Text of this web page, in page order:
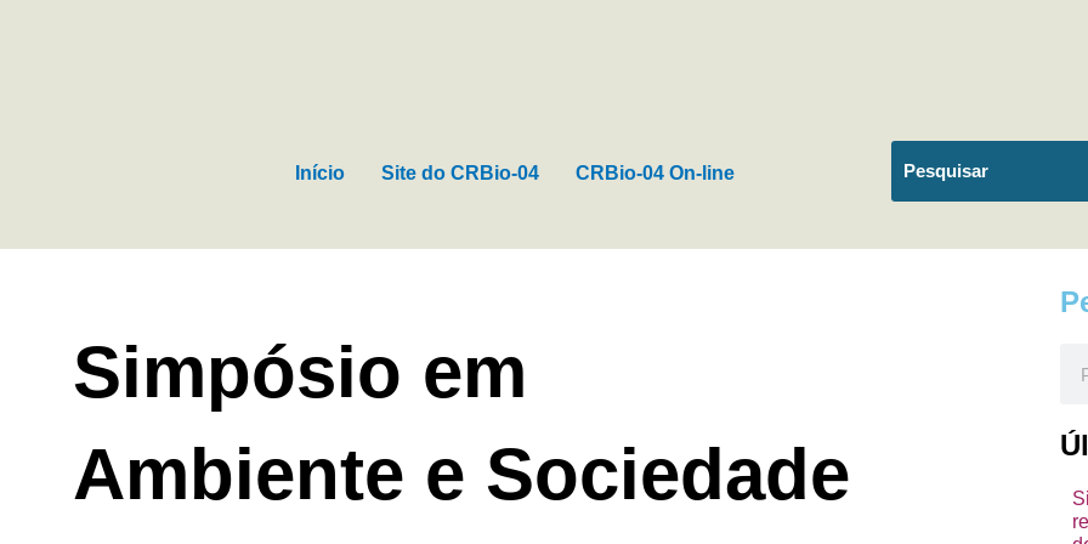
Início Site do CRBio-04 CRBio-04 On-line
Simpósio em
Ambiente e Sociedade